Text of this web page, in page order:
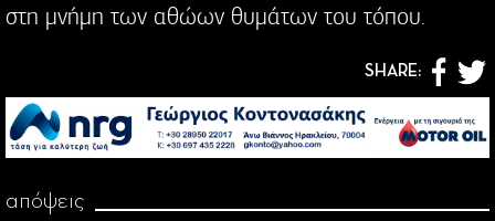
στη μνήμη των αθώων θυμάτων του τόπου.
SHARE:
απόψεις